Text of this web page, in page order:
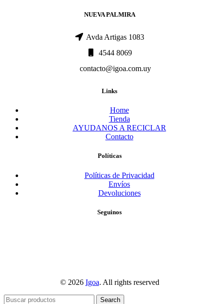
NUEVA PALMIRA
Avda Artigas 1083
4544 8069
contacto@igoa.com.uy
Links
Home
Tienda
AYUDANOS A RECICLAR
Contacto
Políticas
Políticas de Privacidad
Envíos
Devoluciones
Seguinos
© 2026 Igoa. All rights reserved
Search